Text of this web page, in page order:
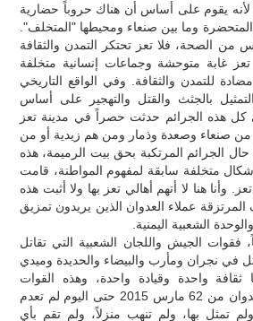
لأنه يقوم على أساس أن هناك حروباً حضارية
المتحضرة وما بين صنعاء ومحيطها "المتخلف".
من الصحة، فلا تعز تحتكر التمدن والثقافة
غابة متوحشة وجماعات إنسانية متخلفة
للتمدن والثقافة. وفي الواقع التاريخي
بالجثث والقتل والتهجير على أساس
هذه الجرائم حدثت حصراً في مدينة تعز
صنعاء وصعدة وذمار ومن هم زيدية أو من
الجرائم المرتكبة بحق بيت الرميمة، هذه
متخلفة سابقة لمفهوم المواطنة، قامت
وأنا هنا لا أتهم أهالي تعز بها ولا أثبت هذه
عملاء العدوان الذين يريدون تمزيق
الشعبية اليمنية.
فقوات الجيش واللجان الشعبية التي تقاتل
في نجران ومأرب والبيضاء والحديدة وميدي
ثقافة واحدة وقيادة واحدة، وهذه القوات
العسكرية طوال فترة العدوان من 62 مارس 2015 حتى اليوم لم تعدم
تمثل بها، ولم تنهب منزلاً، ولم تقم بأي